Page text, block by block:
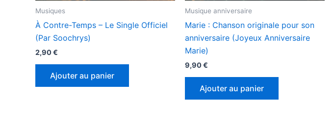
Musiques
À Contre-Temps – Le Single Officiel
(Par Soochrys)
2,90€
Ajouter au panier
Musique anniversaire
Marie : Chanson originale pour son
anniversaire (Joyeux Anniversaire
Marie)
9,90€
Ajouter au panier